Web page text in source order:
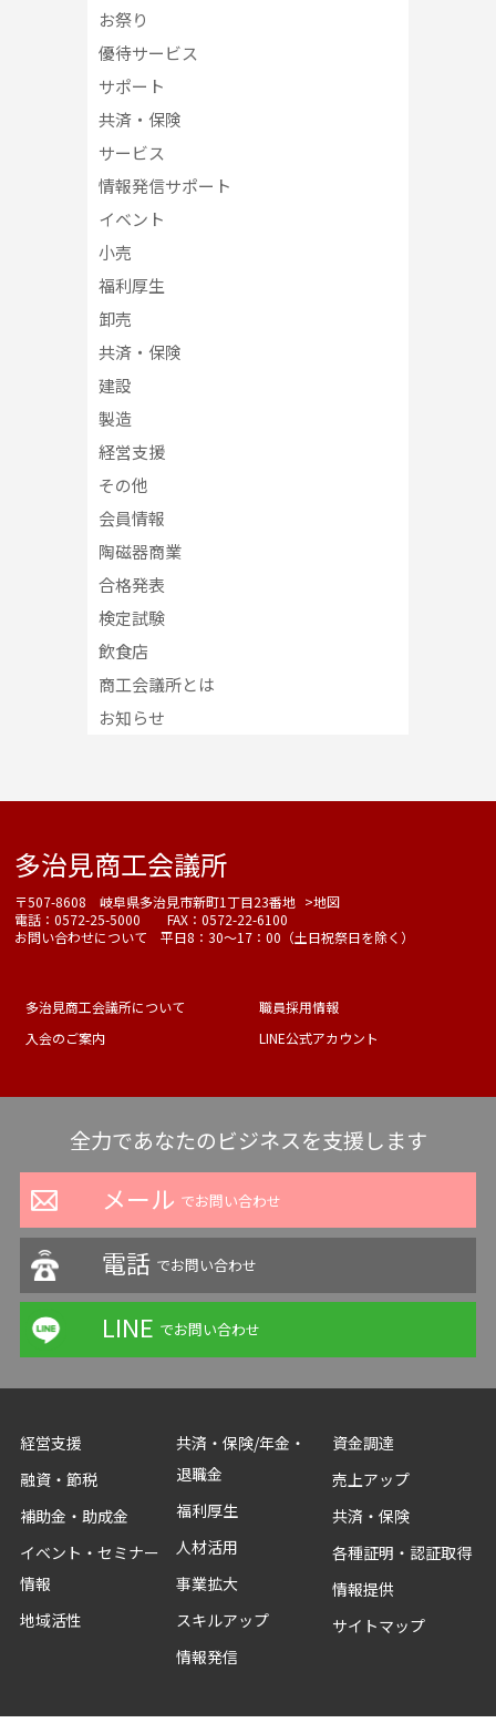
お祭り
優待サービス
サポート
共済・保険
サービス
情報発信サポート
イベント
小売
福利厚生
卸売
共済・保険
建設
製造
経営支援
その他
会員情報
陶磁器商業
合格発表
検定試験
飲食店
商工会議所とは
お知らせ
多治見商工会議所
〒507-8608 岐阜県多治見市新町1丁目23番地 >地図
電話：0572-25-5000 FAX：0572-22-6100
お問い合わせについて 平日8：30～17：00（土日祝祭日を除く）
多治見商工会議所について
職員採用情報
入会のご案内
LINE公式アカウント
全力であなたのビジネスを支援します
メール でお問い合わせ
電話 でお問い合わせ
LINE でお問い合わせ
経営支援
融資・節税
補助金・助成金
イベント・セミナー
情報
地域活性
共済・保険/年金・
退職金
福利厚生
人材活用
事業拡大
スキルアップ
情報発信
資金調達
売上アップ
共済・保険
各種証明・認証取得
情報提供
サイトマップ